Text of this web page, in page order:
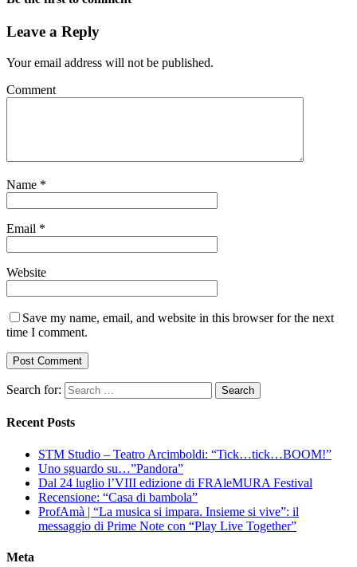
Leave a Reply
Your email address will not be published.
Comment
Name *
Email *
Website
Save my name, email, and website in this browser for the next
time I comment.
Search for:
Recent Posts
STM Studio – Teatro Arcimboldi: “Tick…tick…BOOM!”
Uno sguardo su…”Pandora”
Dal 24 luglio l’VIII edizione di FRAleMURA Festival
Recensione: “Casa di bambola”
ProfAmà | “La musica si impara. Insieme si vive”: il
messaggio di Prime Note con “Play Live Together”
Meta